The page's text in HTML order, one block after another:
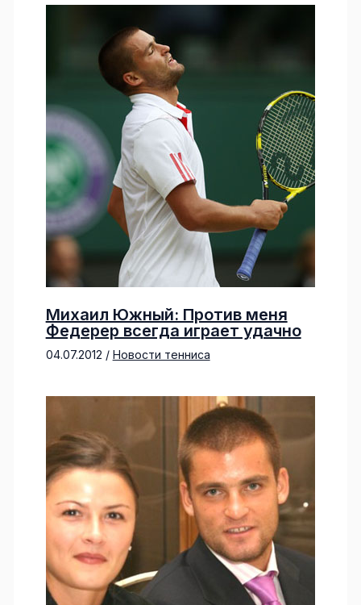
Михаил Южный: Против меня
Федерер всегда играет удачно
04.07.2012 / Новости тенниса